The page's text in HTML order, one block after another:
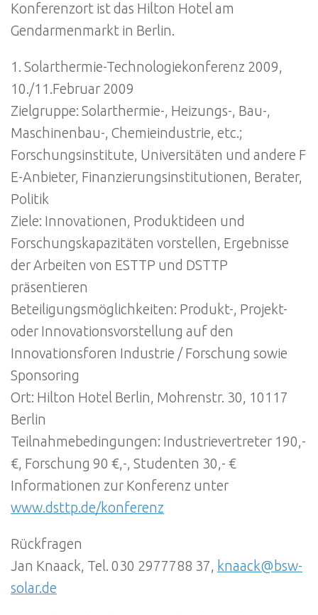
Konferenzort ist das Hilton Hotel am
Gendarmenmarkt in Berlin.
1. Solarthermie-Technologiekonferenz 2009,
10./11.Februar 2009
Zielgruppe: Solarthermie-, Heizungs-, Bau-,
Maschinenbau-, Chemieindustrie, etc.;
Forschungsinstitute, Universitäten und andere F
E-Anbieter, Finanzierungsinstitutionen, Berater,
Politik
Ziele: Innovationen, Produktideen und
Forschungskapazitäten vorstellen, Ergebnisse
der Arbeiten von ESTTP und DSTTP
präsentieren
Beteiligungsmöglichkeiten: Produkt-, Projekt-
oder Innovationsvorstellung auf den
Innovationsforen Industrie / Forschung sowie
Sponsoring
Ort: Hilton Hotel Berlin, Mohrenstr. 30, 10117
Berlin
Teilnahmebedingungen: Industrievertreter 190,-
€, Forschung 90 €,-, Studenten 30,- €
Informationen zur Konferenz unter
www.dsttp.de/konferenz
Rückfragen
Jan Knaack, Tel. 030 2977788 37, knaack@bsw-
solar.de